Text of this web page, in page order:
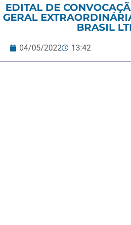
EDITAL DE
GERAL
BRASIL
04/05/2022 13:42